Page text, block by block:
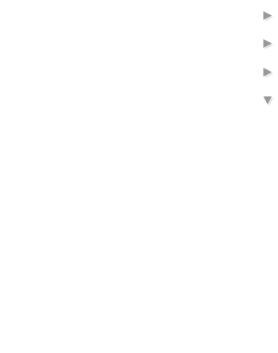
►
►
►
▼